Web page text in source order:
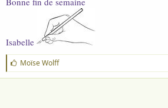
Isabelle
J
'
a
Moïse Wolff